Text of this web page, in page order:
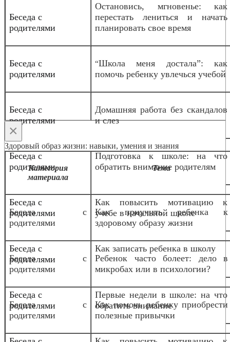
Беседа с
родителями
Остановись, мгновенье: как
перестать лениться и начать
планировать свое время
Беседа с
родителями
“Школа меня достала”: как
помочь ребенку увлечься учебой
Беседа с
родителями
Домашняя работа без скандалов
и слез
Беседа с
родителями
Подготовка к школе: на что
обратить внимание родителям
Беседа с
родителями
Как повысить мотивацию к
учебе в начальной школе
Беседа с
родителями
Как записать ребенка в школу
Беседа с
родителями
Первые недели в школе: на что
обратить внимание
×
Здоровый образ жизни: навыки, умения и знания
Категория
материала
Тема
Беседа с
родителями
Как приучить ребенка к
здоровому образу жизни
Беседа с
родителями
Ребенок часто болеет: дело в
микробах или в психологии?
Беседа с
родителями
Как помочь ребенку приобрести
полезные привычки